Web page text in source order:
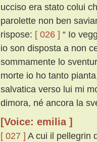
ucciso era stato colui
parolette non ben
rispose: [ 026 ] “ Io
io son disposta a non
sommamente lo
morte io ho tanto
salvatica verso lui mi
dimora, né ancora la
[Voice: emilia ]
[ 027 ] A cui il pellegrin